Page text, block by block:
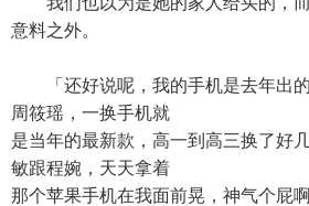
意料之外。
「还好说呢，我的手机是去年出的
周筱瑶，一换手机就
是当年的最新款，高一到高三换了好
敏跟程婉，天天拿着
那个苹果手机在我面前晃，神气个屁